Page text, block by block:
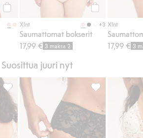
Osta
Xlnt +3
Saumattomat bokserit
17,99 € 3 maksa 2
Xlnt
17,99 € 3
Suosittua juuri nyt
Kaarituelliset pitsirintaliivit, LisääPitsiä olevat